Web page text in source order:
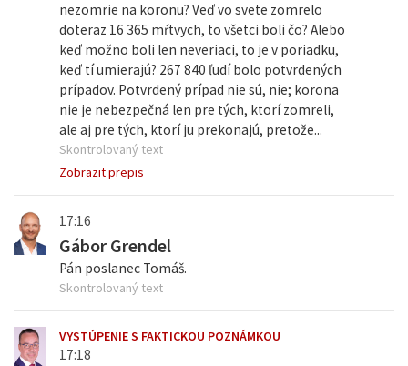
nezomrie na koronu? Veď vo svete zomrelo
doteraz 16 365 mŕtvych, to všetci boli čo? Alebo
keď možno boli len neveriaci, to je v poriadku,
keď tí umierajú? 267 840 ľudí bolo potvrdených
prípadov. Potvrdený prípad nie sú, nie; korona
nie je nebezpečná len pre tých, ktorí zomreli,
ale aj pre tých, ktorí ju prekonajú, pretože...
Skontrolovaný text
Zobrazit prepis
17:16
Gábor Grendel
Pán poslanec Tomáš.
Skontrolovaný text
VYSTÚPENIE S FAKTICKOU POZNÁMKOU
17:18